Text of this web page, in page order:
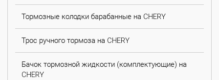
Тормозные колодки барабанные на CHERY
Трос ручного тормоза на CHERY
Бачок тормозной жидкости (комплектующие) на
CHERY